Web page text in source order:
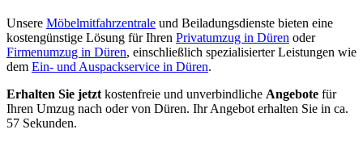
Unsere Möbelmitfahrzentrale und Beiladungsdienste bieten eine
kostengünstige Lösung für Ihren Privatumzug in Düren oder
Firmenumzug in Düren, einschließlich spezialisierter Leistungen wie
dem Ein- und Auspackservice in Düren.
Erhalten Sie jetzt kostenfreie und unverbindliche Angebote für
Ihren Umzug nach oder von Düren. Ihr Angebot erhalten Sie in ca.
57 Sekunden.